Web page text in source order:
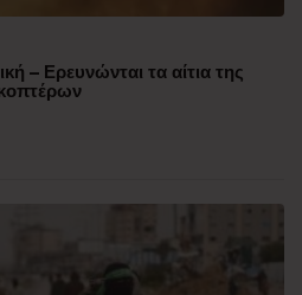
– Ερευνώνται τα αίτια της